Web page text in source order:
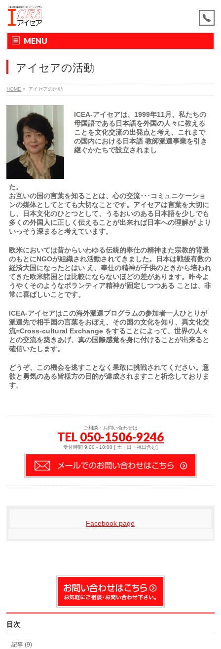
MENU
アイセアの活動
HOME » アイセアの活動
ICEA-アイセアは、1999年11月、私たちの
母国語である日本語を外国の人々に教える
ことを文化交流の出発点と考え、これまで
の国内における日本語 教師派遣事業を引き
継ぐかたちで設立されまし
お互いの国の言葉を知ることは、心の交流･･･コミュニケーショ
ンの媒体としてとても大切なことです。アイセアは言葉を大切に
し、日本文化のひとつとして、うるおいのある日本語を少しでも
多くの外国人に正しく伝えることが出来れば日本への理解が より
いっそう深まると考えています。
欧米においては昔からいわゆる伝統的奉仕の精神また宗教的背景
のもとにNGOが組織され活動されてきました。日本は戦後有数の
経済大国になったとはい え、奉仕の精神が子供のときから培われ
てきた欧米諸国とは比較にならないほどの差があります。昨今よ
うやくそのようなボランティア精神が固定しつつある ことは、非
常に喜ばしいことです。
ICEA-アイセアはこの海外派遣プログラムの参加者一人ひとりが
派遣先で相手国の言葉をおぼえ、その国の文化を知り、異文化交
流=Cross-cultural Exchange をすることによって、世界の人々
との交流を築きあげ、真の国際感覚を身に付けることが出来ると
確信いたします。
どうぞ、この機会を逃すことなく果敢に挑戦されてください。意
欲と勇気のある皆様方の目的が達成されますこと祈念しておりま
す。
ご相談・お問い合わせは
TEL 050-1506-9246
受付時間 9:00 - 18:00 [ 土・日・祝日含む]
Facebook page
目次
記事 (9)